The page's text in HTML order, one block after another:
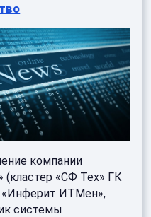
компании
(кластер «СФ Тех» ГК
ИТМен»,
системы